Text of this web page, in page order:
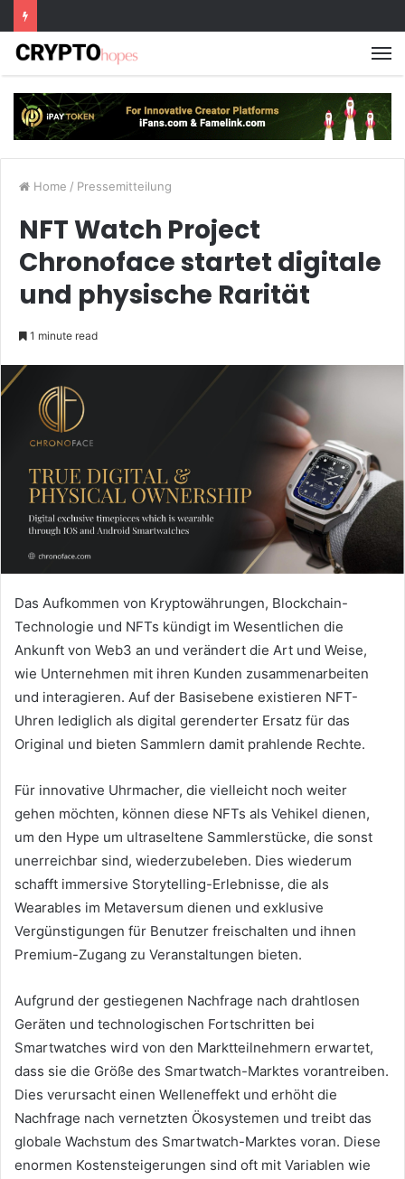
Home / Pressemitteilung
NFT Watch Project
Chronoface startet digitale
und physische Rarität
1 minute read
Das Aufkommen von Kryptowährungen, Blockchain-
Technologie und NFTs kündigt im Wesentlichen die
Ankunft von Web3 an und verändert die Art und Weise,
wie Unternehmen mit ihren Kunden zusammenarbeiten
und interagieren. Auf der Basisebene existieren NFT-
Uhren lediglich als digital gerenderter Ersatz für das
Original und bieten Sammlern damit prahlende Rechte.
Für innovative Uhrmacher, die vielleicht noch weiter
gehen möchten, können diese NFTs als Vehikel dienen,
um den Hype um ultraseltene Sammlerstücke, die sonst
unerreichbar sind, wiederzubeleben. Dies wiederum
schafft immersive Storytelling-Erlebnisse, die als
Wearables im Metaversum dienen und exklusive
Vergünstigungen für Benutzer freischalten und ihnen
Premium-Zugang zu Veranstaltungen bieten.
Aufgrund der gestiegenen Nachfrage nach drahtlosen
Geräten und technologischen Fortschritten bei
Smartwatches wird von den Marktteilnehmern erwartet,
dass sie die Größe des Smartwatch-Marktes vorantreiben.
Dies verursacht einen Welleneffekt und erhöht die
Nachfrage nach vernetzten Ökosystemen und treibt das
globale Wachstum des Smartwatch-Marktes voran. Diese
enormen Kostensteigerungen sind oft mit Variablen wie